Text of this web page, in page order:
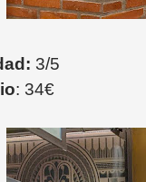
3/5
: 34€